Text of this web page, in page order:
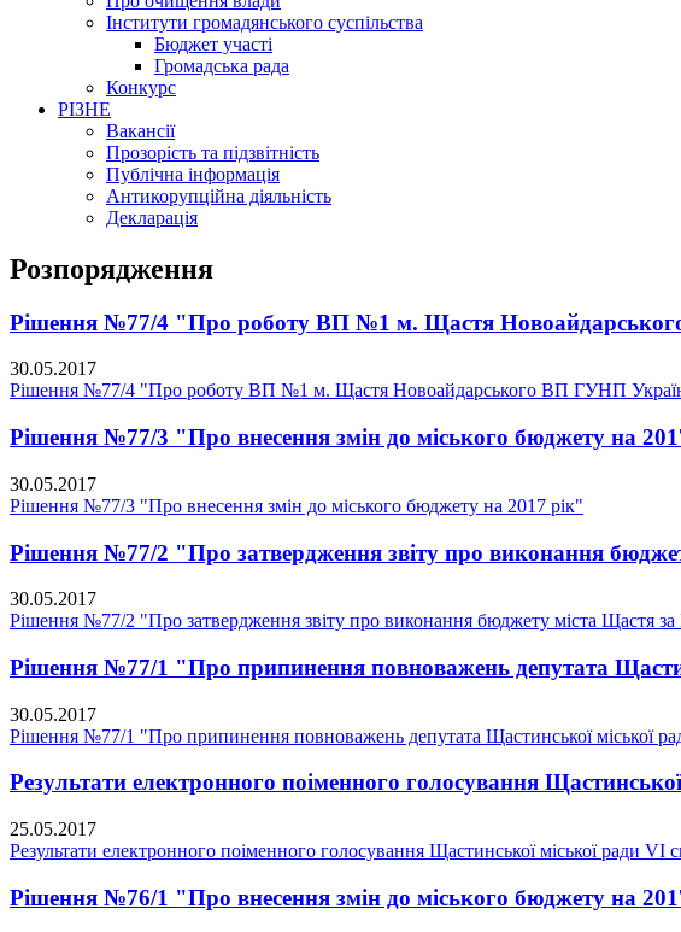
Інститути громадянського суспільства
Бюджет участі
Громадська рада
Конкурс
РІЗНЕ
Вакансії
Прозорість та підзвітність
Публічна інформація
Антикорупційна діяльність
Декларація
Розпорядження
Рішення №77/4 "Про роботу ВП №1 м. Щастя
30.05.2017
Рішення №77/4 "Про роботу ВП №1 м. Щастя Новоайдарського ВП ГУНП
Рішення №77/3 "Про внесення змін до міського бюджету на
30.05.2017
Рішення №77/3 "Про внесення змін до міського бюджету на 2017 рік"
Рішення №77/2 "Про затвердження звіту про виконання
30.05.2017
Рішення №77/2 "Про затвердження звіту про виконання бюджету міста Щастя за
Рішення №77/1 "Про припинення повноважень депутата
30.05.2017
Рішення №77/1 "Про припинення повноважень депутата Щастинської міської
Результати електронного поіменного голосування
25.05.2017
Результати електронного поіменного голосування Щастинської міської ради
Рішення №76/1 "Про внесення змін до міського бюджету на